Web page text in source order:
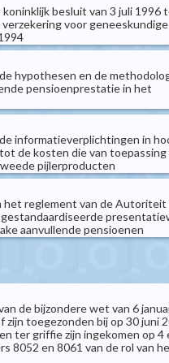
besluit van 3 juli 1996
voor
hypothesen en de
pensioenprestatie in het
informatieverplichtingen in
de kosten die van toepassing
pijlerproducten
reglement van de Autoriteit
aanvullende pensioenen
de bijzondere wet van 6
toegezonden bij op 30 juni
ter griffie zijn ingekomen op 4
8052 en 8061 van de rol van